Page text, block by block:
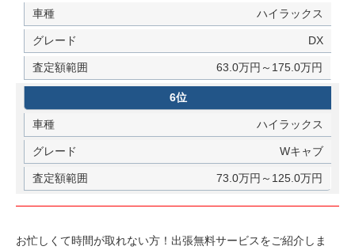
ハイラックス
DX
63.0万円～175.0万円
6位
ハイラックス
Wキャブ
73.0万円～125.0万円
お忙しくて時間が取れない方！出張無料サービスをご紹介しま